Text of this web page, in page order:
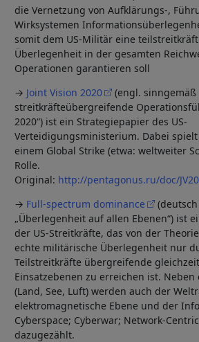
die Vernetzung von Aufklärungs-,
Wirksystemen
somit dem US-Militär eine
Überlegenheit in der gesamten
Operationen garantieren soll
→ Joint Vision 2020
(engl. sinngemäß
streitkräfteübergreifende
2020“) ist ein Strategiepapier des US-
Verteidigungsministerium. Dabei
einem Global Strike (etwa: weltweiter
Rolle.
Original: http://pentagonus.ru/doc/
→ Full-spectrum dominance
„Überlegenheit auf allen Ebenen“) ist
der US-Streitkräfte, das von der
echte militärische Überlegenheit nur
Teilstreitkräfte übergreifende
Einsatzebenen zu erreichen ist.
(Land, See, Luft) werden auch der
elektromagnetische Ebene und der
Cyberspace; Cyberwar; Network-
dazugezählt.